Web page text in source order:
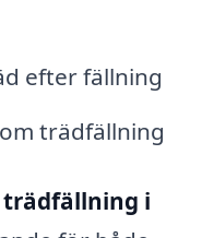
efter fällning
trädfällning
trädfällning i